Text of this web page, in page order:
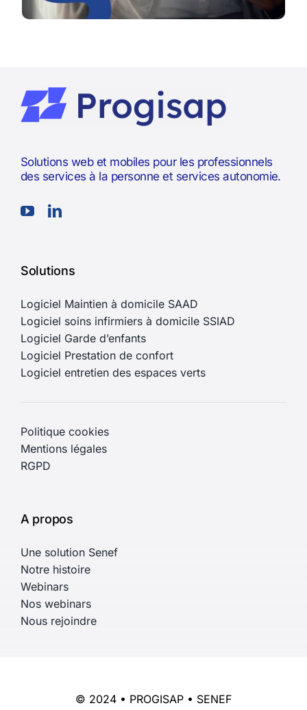
Solutions web et mobiles pour les professionnels
des services à la personne et services autonomie.
Solutions
Logiciel Maintien à domicile SAAD
Logiciel soins infirmiers à domicile SSIAD
Logiciel Garde d’enfants
Logiciel Prestation de confort
Logiciel entretien des espaces verts
Politique cookies
Mentions légales
RGPD
A propos
Une solution Senef
Notre histoire
Webinars
Nos webinars
Nous rejoindre
© 2024 • PROGISAP • SENEF